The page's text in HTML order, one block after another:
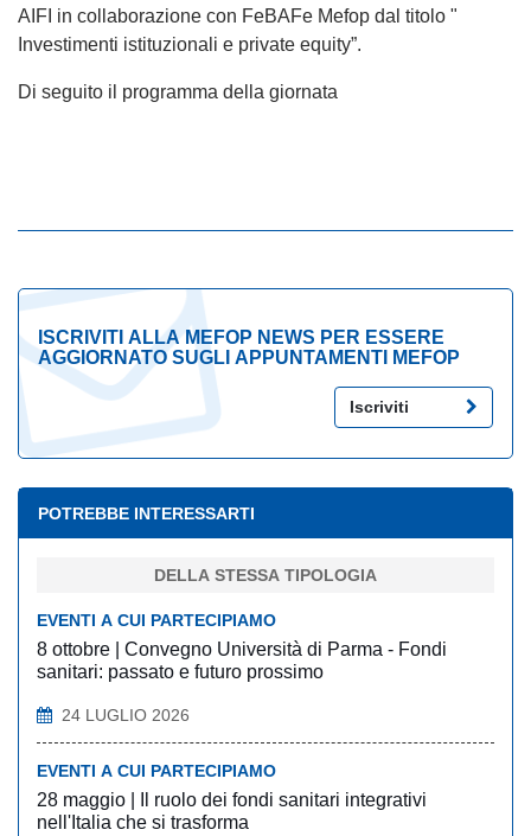
AIFI in collaborazione con FeBAFe Mefop dal titolo "
Investimenti istituzionali e private equity”.
Di seguito il programma della giornata
ISCRIVITI ALLA MEFOP NEWS PER ESSERE
AGGIORNATO SUGLI APPUNTAMENTI MEFOP
Iscriviti
POTREBBE INTERESSARTI
DELLA STESSA TIPOLOGIA
EVENTI A CUI PARTECIPIAMO
8 ottobre | Convegno Università di Parma - Fondi
sanitari: passato e futuro prossimo
24 LUGLIO 2026
EVENTI A CUI PARTECIPIAMO
28 maggio | Il ruolo dei fondi sanitari integrativi
nell'Italia che si trasforma